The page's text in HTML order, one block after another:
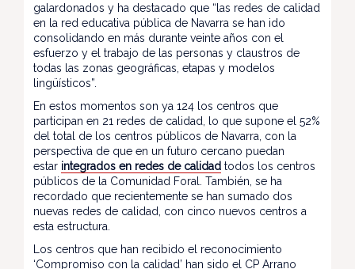
galardonados y ha destacado que “las redes de calidad
en la red educativa pública de Navarra se han ido
consolidando en más durante veinte años con el
esfuerzo y el trabajo de las personas y claustros de
todas las zonas geográficas, etapas y modelos
lingüísticos”.
En estos momentos son ya 124 los centros que
participan en 21 redes de calidad, lo que supone el 52%
del total de los centros públicos de Navarra, con la
perspectiva de que en un futuro cercano puedan
estar integrados en redes de calidad todos los centros
públicos de la Comunidad Foral. También, se ha
recordado que recientemente se han sumado dos
nuevas redes de calidad, con cinco nuevos centros a
esta estructura.
Los centros que han recibido el reconocimiento
‘Compromiso con la calidad’ han sido el CP Arrano